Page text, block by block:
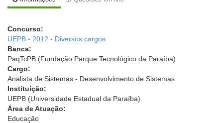
Concurso:
UEPB - 2012 - Diversos cargos
Banca:
PaqTcPB (Fundação Parque Tecnológico da Paraíba)
Cargo:
Analista de Sistemas - Desenvolvimento de Sistemas
Instituição:
UEPB (Universidade Estadual da Paraíba)
Área de Atuação:
Educação